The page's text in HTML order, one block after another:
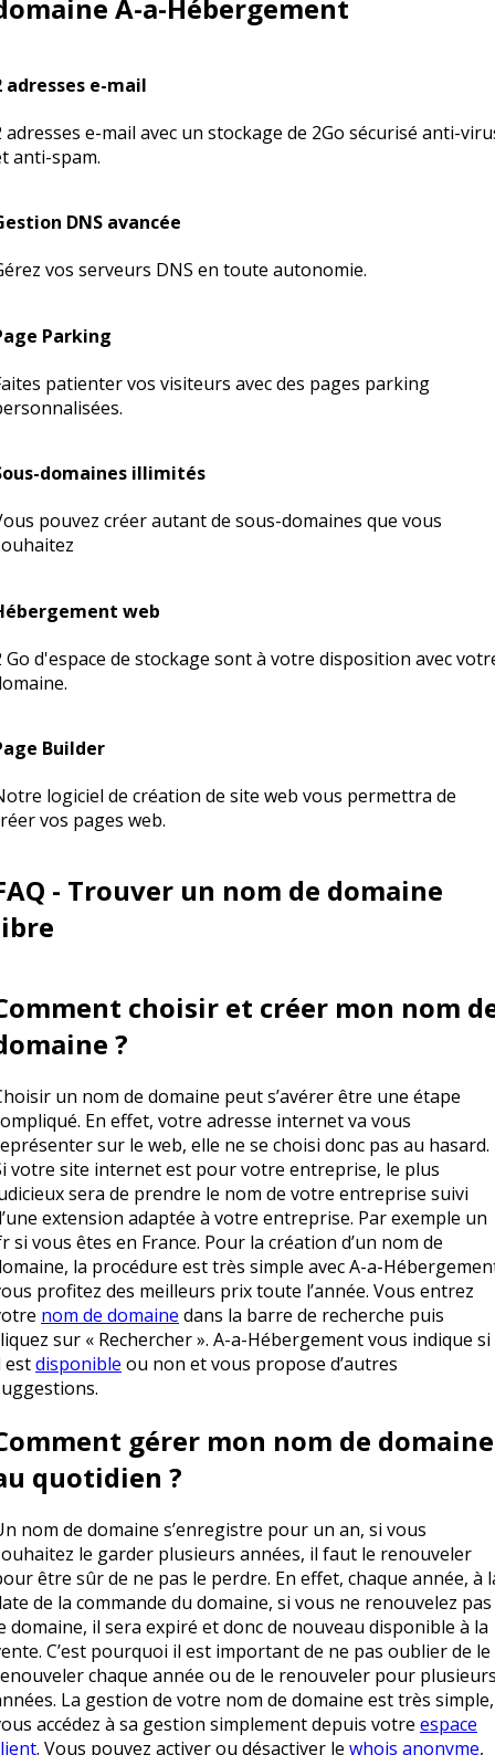
A-a-Hébergement
adresses e-mail
adresses e-mail avec un stockage de 2Go sécurisé anti-
anti-spam.
DNS avancée
vos serveurs DNS en toute autonomie.
Parking
patienter vos visiteurs avec des pages parking
domaines illimités
pouvez créer autant de sous-domaines que vous
web
Go d'espace de stockage sont à votre disposition avec
Builder
logiciel de création de site web vous permettra de
vos pages web.
- Trouver un nom de domaine
choisir et créer mon nom
?
un nom de domaine peut s’avérer être une étape
En effet, votre adresse internet va vous
sur le web, elle ne se choisi donc pas au hasard.
votre site internet est pour votre entreprise, le plus
sera de prendre le nom de votre entreprise suivi
extension adaptée à votre entreprise. Par exemple un
si vous êtes en France. Pour la création d’un nom de
la procédure est très simple avec A-a-
profitez des meilleurs prix toute l’année. Vous entrez
nom de domaine dans la barre de recherche puis
sur « Rechercher ». A-a-Hébergement vous indique si
estdisponible ou non et vous propose d’autres
gérer mon nom de domaine
quotidien ?
nom de domaine s’enregistre pour un an, si vous
le garder plusieurs années, il faut le renouveler
être sûr de ne pas le perdre. En effet, chaque année, à
de la commande du domaine, si vous ne renouvelez pas
domaine, il sera expiré et donc de nouveau disponible à la
C’est pourquoi il est important de ne pas oublier de le
chaque année ou de le renouveler pour
La gestion de votre nom de domaine est très simple,
accédez à sa gestion simplement depuis votre espace
. Vous pouvez activer ou désactiver le whois anonyme,